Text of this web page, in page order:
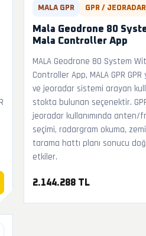
MALA GPR GPR / JEORADAR
Mala Geodrone 80
Mala Controller App
MALA Geodrone 80 System
Controller App, MALA GPR GPR
ve jeoradar sistemi arayan
stokta bulunan seçenektir.
jeoradar kullanımında anten/
seçimi, radargram okuma,
tarama hattı planı sonucu
etkiler.
2.144.288 TL